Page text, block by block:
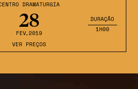
DRAMATURGIA
28
FEV,2019
DURAÇÃO
1H00
VER PREÇOS